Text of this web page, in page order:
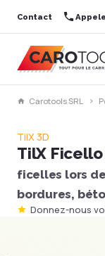
Contact
Carotools SRL
TilX 3D
TilX Ficello
ficelles lors
bordures,
Donnez-nous